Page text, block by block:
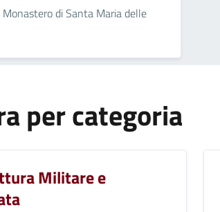
di Santa Maria delle
per categoria
Militare e